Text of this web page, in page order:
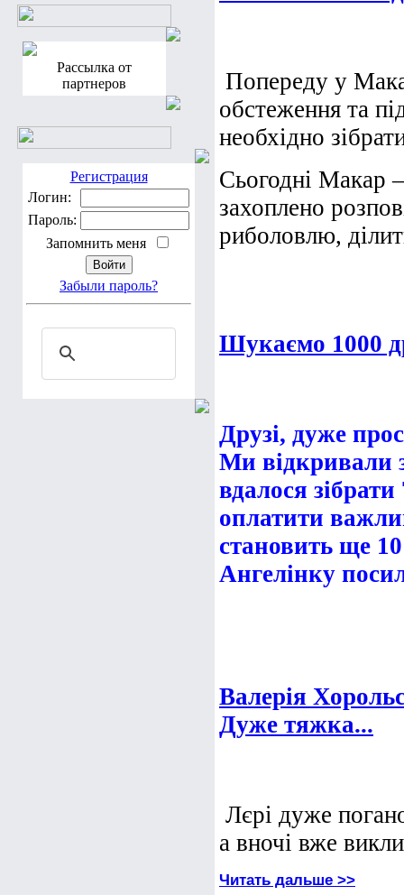
Рассылка от
партнеров
Регистрация
Логин:
Пароль:
Запомнить меня
Забыли пароль?
Попереду у
обстеження та
необхідно
Сьогодні Макар
захоплено
риболовлю,
Шукаємо 1000
Друзі, дуже
Ми відкривали
вдалося
оплатити
становить ще
Ангелінку
Валерія
Дуже тяжка...
Лєрі дуже
а вночі вже
Читать дальше >>